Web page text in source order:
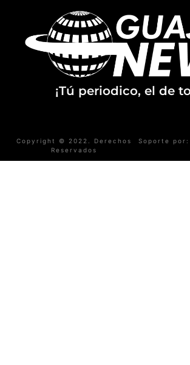
¡Tú periodico, el de
Copyright © 2022. Derechos
Reservados
Soporte por: